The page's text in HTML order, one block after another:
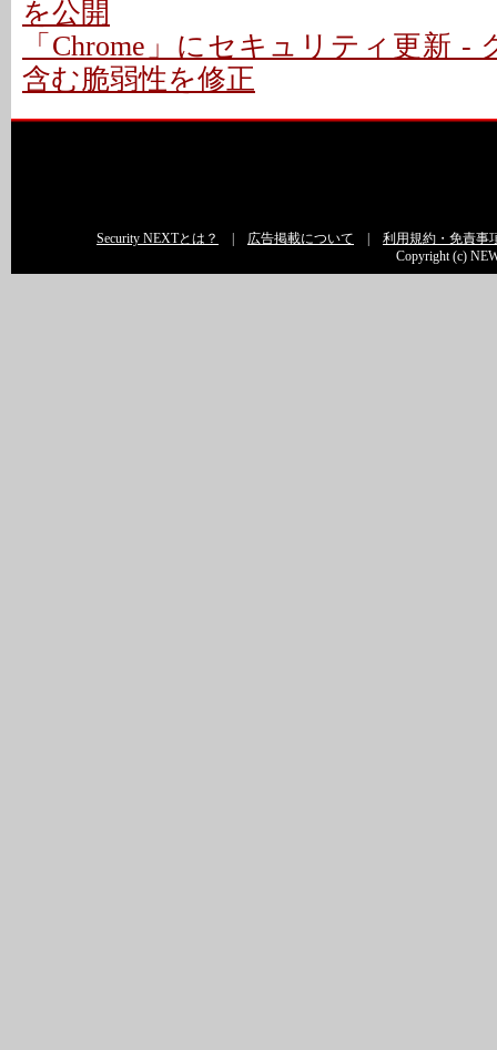
を公開
「Chrome」にセキュリティ更新 -
含む脆弱性を修正
Security NEXTとは？ 広告掲載について
利用規約・免責事
Copyright (c)